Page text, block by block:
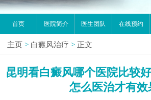
首页 医院简介 医生团队 在线预约
主页 > 白癜风治疗 > 正文
昆明看白癜风哪个医院比较
怎么医治才有效